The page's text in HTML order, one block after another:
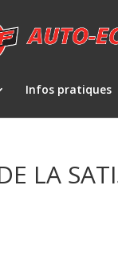
Infos pratiques
LA